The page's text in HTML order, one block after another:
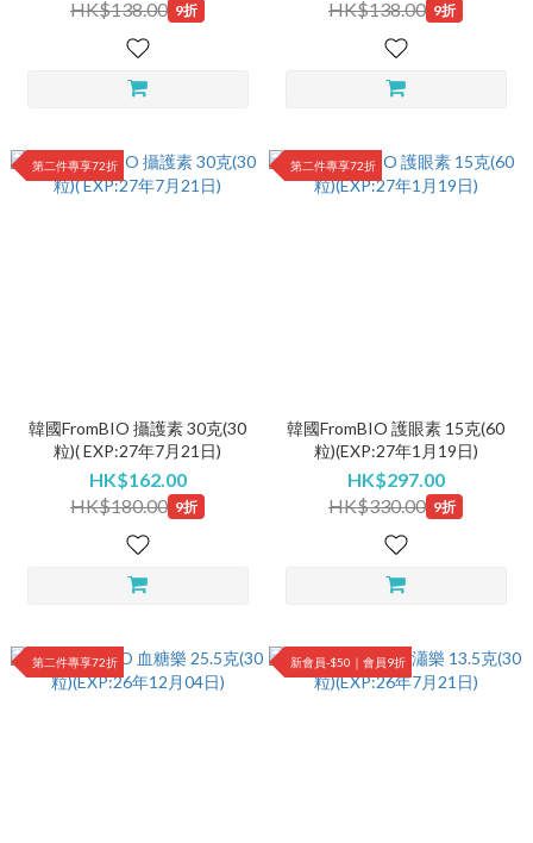
HK$138.00 9折
HK$138.00 9折
第二件專享72折
韓國FromBIO 攝護素 30克(30
粒)( EXP:27年7月21日)
HK$162.00
HK$180.00 9折
第二件專享72折
韓國FromBIO 護眼素 15克(60
粒)(EXP:27年1月19日)
HK$297.00
HK$330.00 9折
第二件專享72折 新會員-$50｜會員9折